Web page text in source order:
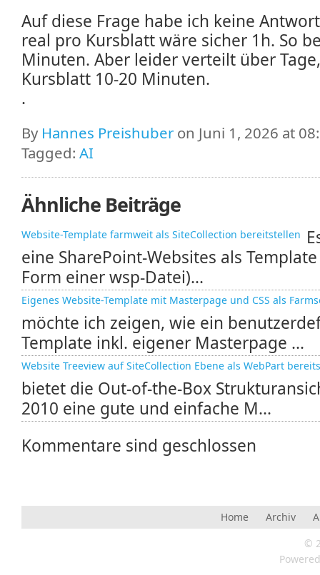
Auf diese Frage habe ich keine
real pro Kursblatt wäre sicher 1h. So
Minuten. Aber leider verteilt über
Kursblatt 10-20 Minuten.
.
By Hannes Preishuber on Juni 1, 2026 at
Tagged: AI
Ähnliche Beiträge
Website-Template farmweit als SiteCollection bereitstellen
eine SharePoint-Websites als
Form einer wsp-Datei)...
Eigenes Website-Template mit Masterpage und CSS als
möchte ich zeigen, wie ein
Template inkl. eigener Masterpage ...
Website Treeview auf SiteCollection Ebene als WebPart
bietet die Out-of-the-Box
2010 eine gute und einfache M...
Kommentare sind geschlossen
Home Archiv
©